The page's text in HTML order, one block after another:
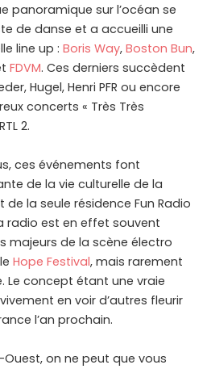
panoramique sur l’océan se
de danse et a accueilli une
line up : Boris Way, Boston Bun,
FDVM. Ces derniers succèdent
Hugel, Henri PFR ou encore
concerts « Très Très
2.
ces événements font
de la vie culturelle de la
de la seule résidence Fun Radio
radio est en effet souvent
majeurs de la scène électro
Hope Festival, mais rarement
Le concept étant une vraie
en voir d’autres fleurir
l’an prochain.
on ne peut que vous